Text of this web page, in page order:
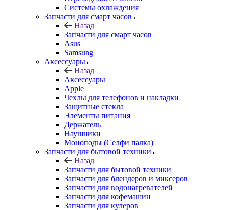
Системы охлаждения
Запчасти для смарт часов
Назад
Запчасти для смарт часов
Asus
Samsung
Аксессуары
Назад
Аксессуары
Apple
Чехлы для телефонов и накладки
Защитные стекла
Элементы питания
Держатель
Наушники
Моноподы (Селфи палка)
Запчасти для бытовой техники
Назад
Запчасти для бытовой техники
Запчасти для блендеров и миксеров
Запчасти для водонагревателей
Запчасти для кофемашин
Запчасти для кулеров